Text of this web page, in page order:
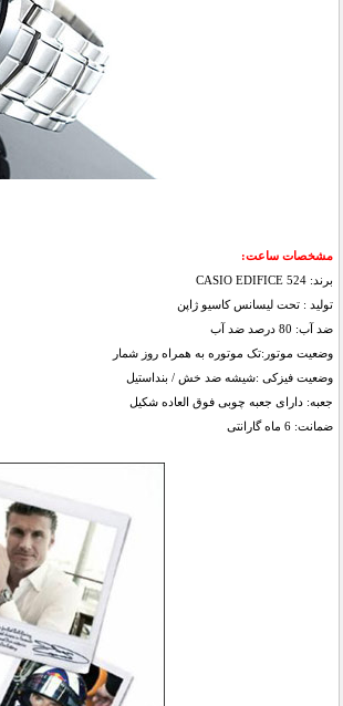
مشخصات ساعت:
برند: CASIO EDIFICE 524
تولید : تحت لیسانس کاسیو ژاپن
ضد آب: 80 درصد ضد آب
وضعیت موتور:تک موتوره به همراه روز شمار
وضعیت فیزکی :شیشه ضد خش / بنداستیل
جعبه: دارای جعبه چوبی فوق العاده شکیل
ضمانت: 6 ماه گارانتی